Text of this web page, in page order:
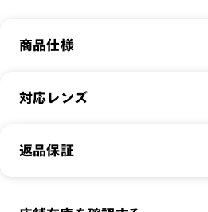
商品仕様
商品名：
サイズ：
対応レンズ
クリアレンズ（常用・老眼鏡用）
JINS SCREEN
返品保証
メガネの度数が合わなくなっても、